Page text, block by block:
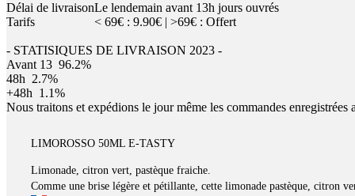
Délai de livraisonLe lendemain avant 13h jours ouvrés
Tarifs
< 69€ : 9.90€ | >69€ : Offert
- STATISIQUES DE LIVRAISON 2023 -
Avant 13 96.2%
48h 2.7%
+48h 1.1%
Nous traitons et expédions le jour même les commandes
LIMOROSSO 50ML E-TASTY
Limonade, citron vert, pastèque fraiche.
Comme une brise légère et pétillante, cette limonade pastèque, citron